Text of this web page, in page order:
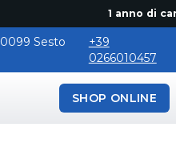
1 anno di
Sesto
+39
0266010457
SHOP ONLINE